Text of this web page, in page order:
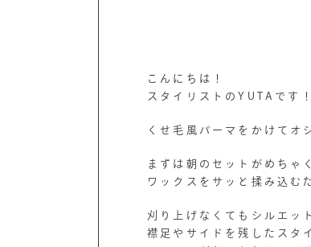
こんにちは！
スタイリストのYUTAです！
くせ毛風パーマをかけて
まずは朝のセットがめちゃ
ワックスをサッと揉み込む
刈り上げなくてもシルエッ
襟足やサイドを残したスタ